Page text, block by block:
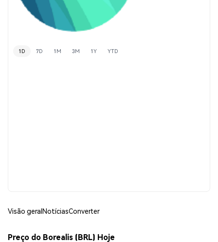
1D 7D 1M 3M 1Y YTD
Visão geralNotíciasConverter
Preço do Borealis (BRL) Hoje